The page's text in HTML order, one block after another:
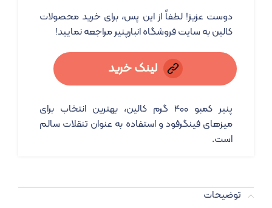
دوست عزیز! لطفاً از این پس، برای خرید محصولات
کالین به سایت فروشگاه انبارپنیر مراجعه نمایید!
لینک خرید
پنیر کمبو 400 گرم کالین، بهترین انتخاب برای
میزهای فینگرفود و استفاده به عنوان تنقلات سالم
است.
توضیحات